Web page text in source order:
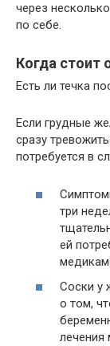
через
по себе.
Когда стоит
Есть ли течка
Если грудные
сразу
потребуется в
три
ей
Соски у
о том,